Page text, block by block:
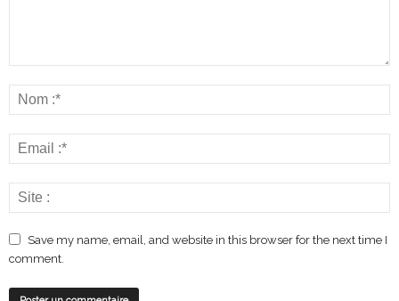
Save my name, email, and website in this browser for the next time I
comment.